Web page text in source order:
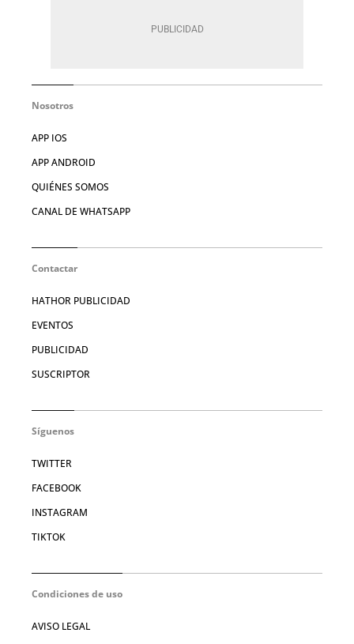
Nosotros
APP IOS
APP ANDROID
QUIÉNES SOMOS
CANAL DE WHATSAPP
Contactar
HATHOR PUBLICIDAD
EVENTOS
PUBLICIDAD
SUSCRIPTOR
Síguenos
TWITTER
FACEBOOK
INSTAGRAM
TIKTOK
Condiciones de uso
AVISO LEGAL